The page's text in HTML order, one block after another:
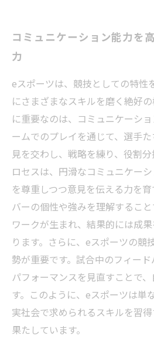
コミュニケーション能力を
力
eスポーツは、競技としての特性
にさまざまなスキルを磨く絶好
に重要なのは、コミュニケーシ
ームでのプレイを通じて、選手
見を交わし、戦略を練り、役割
ロセスは、円滑なコミュニケー
を尊重しつつ意見を伝える力を
バーの個性や強みを理解するこ
ワークが生まれ、結果的には成
ります。さらに、eスポーツの競
勢が重要です。試合中のフィー
パフォーマンスを見直すことで
す。このように、eスポーツは単
実社会で求められるスキルを習
果たしています。